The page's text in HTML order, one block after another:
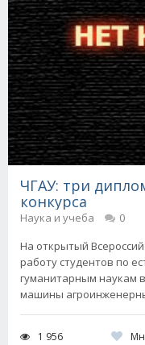
ЧГАУ: три
конкурса
Наука и учеба
0
На открытый
работу студентов по
гуманитарным наукам
машины
1 956